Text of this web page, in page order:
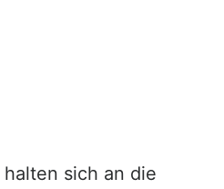
halten sich an die